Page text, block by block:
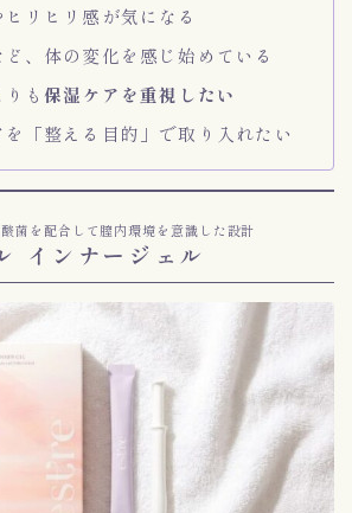
リヒリ感が気になる
、体の変化を感じ始めている
りも保湿ケアを重視したい
を「整える目的」で取り入れたい
菌を配合して膣内環境を意識した設計
インナージェル